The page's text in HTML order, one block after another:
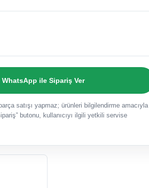
WhatsApp ile Sipariş Ver
satışı yapmaz; ürünleri bilgilendirme amacıyla
butonu, kullanıcıyı ilgili yetkili servise